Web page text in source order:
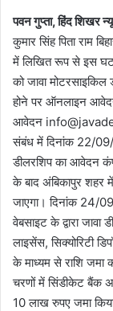
पवन गुप्ता, हिंद शिखर
कुमार सिंह पिता राम
में लिखित रूप से इस
को जावा
होने पर ऑनलाइन आवेदन
आवेदन
संबंध में दिनांक 22/09/
डीलरशिप का आवेदन
के बाद अंबिकापुर शहर
जाएगा। दिनांक 24/
वेबसाइट के द्वारा
लाइसेंस, सिक्योरिटी
के माध्यम से राशि जमा
चरणों में सिंडीकेट बैंक
10 लाख रुपए जमा